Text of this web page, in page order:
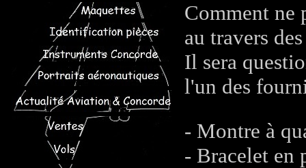
Comment ne
au travers
Il sera
l'un des
- Montre à
- Bracelet en